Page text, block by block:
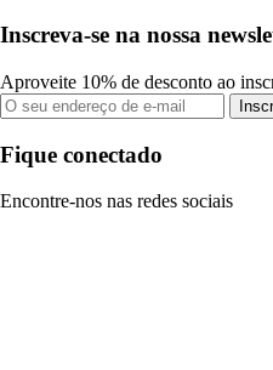
Inscreva-se na nossa
Aproveite 10% de desconto ao
Fique conectado
Encontre-nos nas redes sociais